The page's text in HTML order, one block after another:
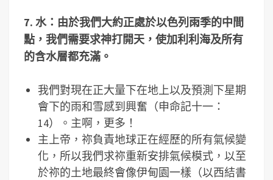
7. 水：由於我們大約正處於以色列雨季的中間
點，我們需要求神打開天，使加利利海及所有
的含水層都充滿。
我們對現在正大量下在地上以及預測下星期
會下的雨和雪感到興奮（申命記十一：
14）。主啊，更多！
主上帝，祢負責地球正在經歷的所有氣候變
化，所以我們求祢重新安排氣候模式，以至
於祢的土地最終會像伊甸園一樣（以西結書